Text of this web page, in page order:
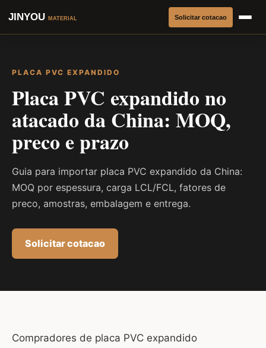
JINYOU MATERIAL Solicitar cotacao
PLACA PVC EXPANDIDO
Placa PVC expandido no
atacado da China: MOQ,
preco e prazo
Guia para importar placa PVC expandido da China:
MOQ por espessura, carga LCL/FCL, fatores de
preco, amostras, embalagem e entrega.
Solicitar cotacao
Compradores de placa PVC expandido